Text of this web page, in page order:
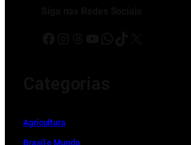
Agricultura
Brasil e Mundo